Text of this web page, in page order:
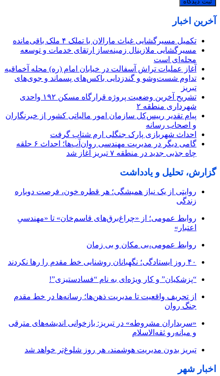
آخرین اخبار
تکمیل مسیرگشایی غیاث مارالان با تملک ۴ ملک باقی‌مانده
مسیرگشایی ملازینال زمینه‌ساز ارتقای خدمات و توسعه
محله‌ای است
آغاز عملیات تراش آسفالت در خیابان امام (ره) محله آخماقیه
تداوم شست‌وشو و گندزدایی باکس‌های پسماند و جوی‌های
تبریز
تشریح آخرین وضعیت پروژه قرارگاه مسکن ۱۹۲ واحدی
شهرداری منطقه ۲
پیام تقدیر رییس‌کل سازمان امور مالیاتی کشور از خبرنگاران
و اصحاب رسانه
احداث شهربازی پارک جنگلی ارم شتاب گرفت
گامی دیگر در مدیریت مهندسی روان‌آب‌ها؛ احداث ۶ حلقه
چاه جذبی جدید در منطقه ۷ تبریز آغاز شد
گزارش، تحلیل و یادداشت
روایتی از یک نیاز همیشگی؛ هر قطره خون، فرصت دوباره
زندگی
روابط عمومی؛ از «چراغ‌برق‌های قاسم‌خان» تا «مهندسیِ
اعتبار»
روابط عمومی،بی مکان و بی زمان
۴۰ روز ایستادگی؛ نگهبانان روشنایی خط مقدم را رها نکردند
“پزشکیان” و کار ویژه‌ای به نام “فسادستیزی”!
از تحریف واقعیت تا مدیریت ذهن‌ها؛ رسانه‌ها در خط مقدم
جنگ روان
«سربداران مشروطه» در تبریز: بازخوانی اندیشه‌های مترقی
و میانه‌رو ثقه‌الاسلام
تبریز بدون مدیریت هوشمند، هر روز شلوغ‌تر خواهد شد
اخبار شهر